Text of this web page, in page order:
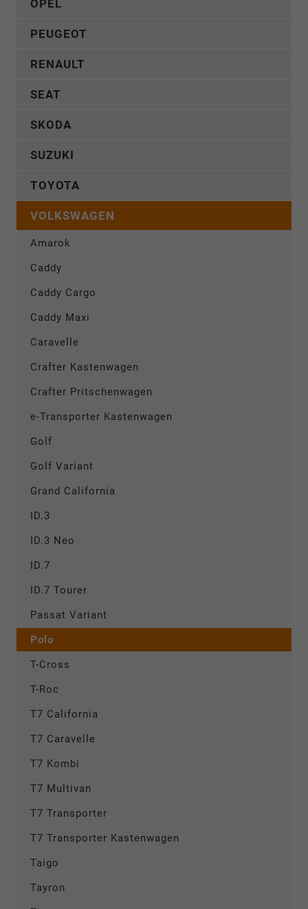
OPEL
PEUGEOT
RENAULT
SEAT
SKODA
SUZUKI
TOYOTA
VOLKSWAGEN
Amarok
Caddy
Caddy Cargo
Caddy Maxi
Caravelle
Crafter Kastenwagen
Crafter Pritschenwagen
e-Transporter Kastenwagen
Golf
Golf Variant
Grand California
ID.3
ID.3 Neo
ID.7
ID.7 Tourer
Passat Variant
Polo
T-Cross
T-Roc
T7 California
T7 Caravelle
T7 Kombi
T7 Multivan
T7 Transporter
T7 Transporter Kastenwagen
Taigo
Tayron